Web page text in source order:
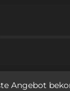
Angebot